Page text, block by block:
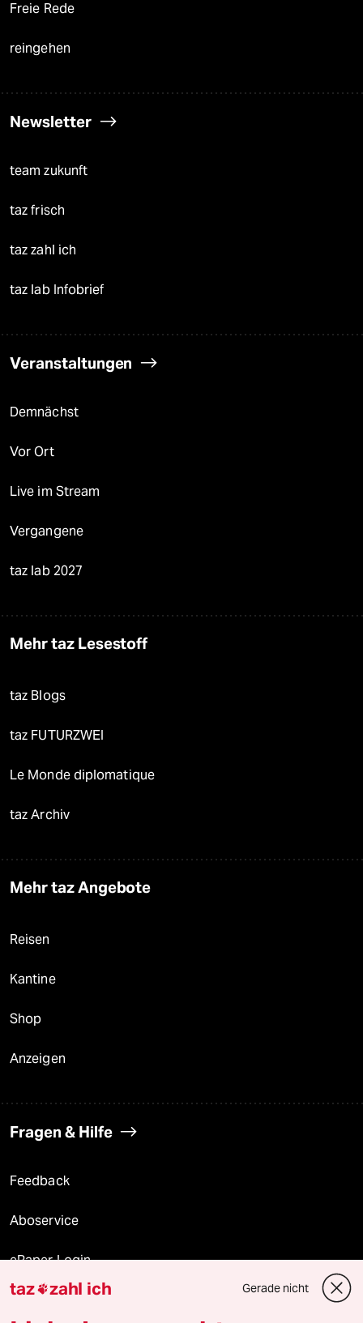
Freie Rede
reingehen
Newsletter
team zukunft
taz frisch
taz zahl ich
taz lab Infobrief
Veranstaltungen
Demnächst
Vor Ort
Live im Stream
Vergangene
taz lab 2027
Mehr taz Lesestoff
taz Blogs
taz FUTURZWEI
Le Monde diplomatique
taz Archiv
Mehr taz Angebote
Reisen
Kantine
Shop
Anzeigen
Fragen & Hilfe
Feedback
Aboservice
ePaper Login
Downloads für Abonnierende
taz zahl ich Gerade nicht